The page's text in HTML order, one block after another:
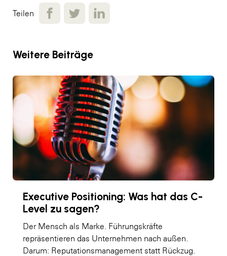
Teilen
Weitere Beiträge
Executive Positioning: Was hat das C-
Level zu sagen?
Der Mensch als Marke. Führungskräfte
repräsentieren das Unternehmen nach außen.
Darum: Reputationsmanagement statt Rückzug.